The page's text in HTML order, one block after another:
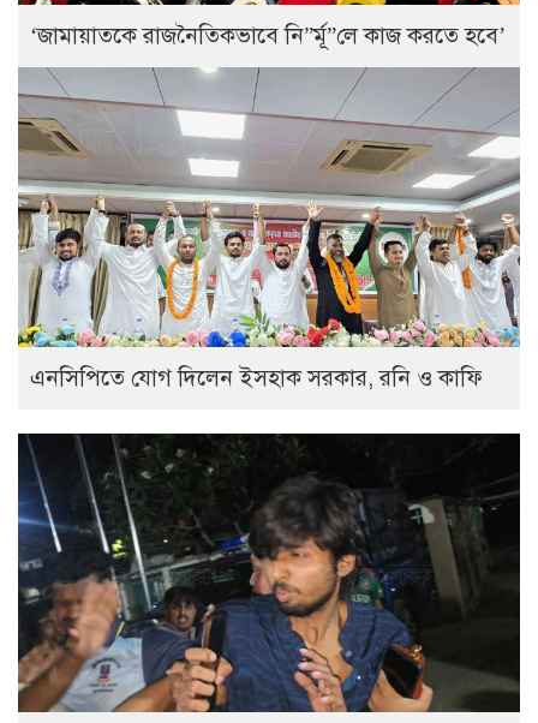
‘জামায়াতকে রাজনৈতিকভাবে নি”র্মূ”লে কাজ করতে হবে’
এনসিপিতে যোগ দিলেন ইসহাক সরকার, রনি ও কাফি